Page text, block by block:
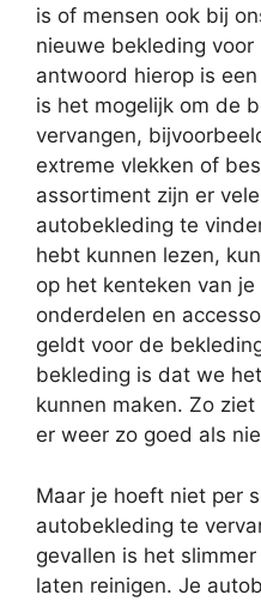
is of mensen ook bij
nieuwe bekleding
antwoord hierop is
is het mogelijk om de
vervangen,
extreme vlekken of
assortiment zijn er
autobekleding te
hebt kunnen lezen,
op het kenteken van
onderdelen en
geldt voor de
bekleding is dat we
kunnen maken. Zo
er weer zo goed als
Maar je hoeft niet per
autobekleding te
gevallen is het
laten reinigen. Je